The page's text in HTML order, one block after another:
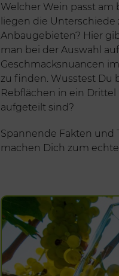
Welcher Wein passt
liegen die
Anbaugebieten? Hier
man bei der Auswahl
Geschmacksnuancen
zu finden. Wusstest Du
Rebflächen in ein
aufgeteilt sind?
Spannende Fakten und
machen Dich zum